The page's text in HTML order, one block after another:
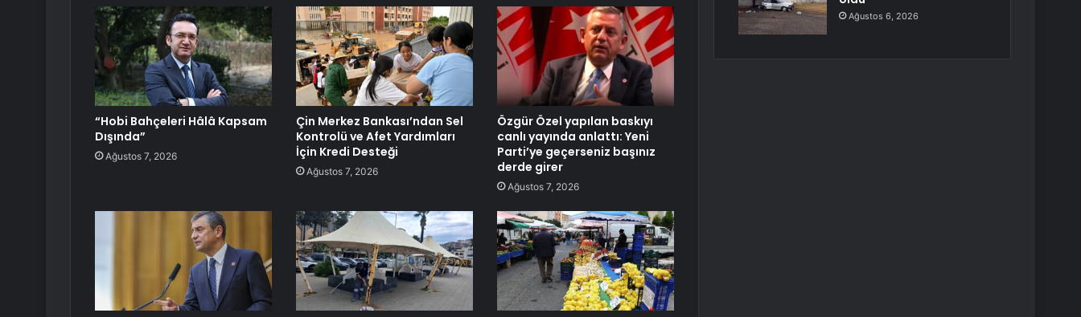
“Hobi Bahçeleri Hâlâ Kapsam
Dışında”
Ağustos 7, 2026
Çin Merkez Bankası’ndan Sel
Kontrolü ve Afet Yardımları
İçin Kredi Desteği
Ağustos 7, 2026
Özgür Özel yapılan baskıyı
canlı yayında anlattı: Yeni
Parti’ye geçerseniz başınız
derde girer
Ağustos 7, 2026
Ağustos 6, 2026